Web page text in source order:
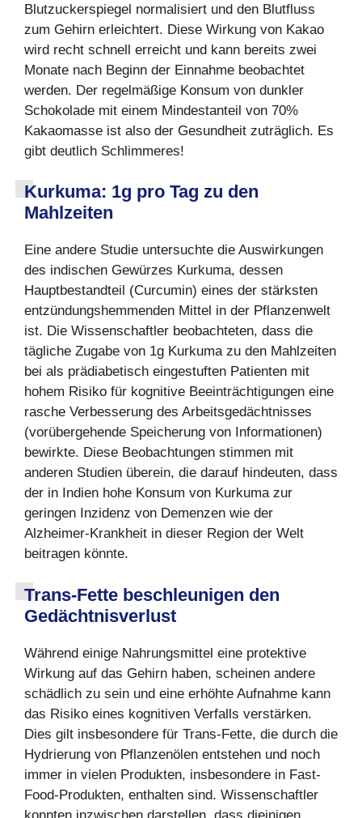
Blutzuckerspiegel normalisiert und den Blutfluss
zum Gehirn erleichtert. Diese Wirkung von Kakao
wird recht schnell erreicht und kann bereits zwei
Monate nach Beginn der Einnahme beobachtet
werden. Der regelmäßige Konsum von dunkler
Schokolade mit einem Mindestanteil von 70%
Kakaomasse ist also der Gesundheit zuträglich. Es
gibt deutlich Schlimmeres!
Kurkuma: 1g pro Tag zu den
Mahlzeiten
Eine andere Studie untersuchte die Auswirkungen
des indischen Gewürzes Kurkuma, dessen
Hauptbestandteil (Curcumin) eines der stärksten
entzündungshemmenden Mittel in der Pflanzenwelt
ist. Die Wissenschaftler beobachteten, dass die
tägliche Zugabe von 1g Kurkuma zu den Mahlzeiten
bei als prädiabetisch eingestuften Patienten mit
hohem Risiko für kognitive Beeinträchtigungen eine
rasche Verbesserung des Arbeitsgedächtnisses
(vorübergehende Speicherung von Informationen)
bewirkte. Diese Beobachtungen stimmen mit
anderen Studien überein, die darauf hindeuten, dass
der in Indien hohe Konsum von Kurkuma zur
geringen Inzidenz von Demenzen wie der
Alzheimer-Krankheit in dieser Region der Welt
beitragen könnte.
Trans-Fette beschleunigen den
Gedächtnisverlust
Während einige Nahrungsmittel eine protektive
Wirkung auf das Gehirn haben, scheinen andere
schädlich zu sein und eine erhöhte Aufnahme kann
das Risiko eines kognitiven Verfalls verstärken.
Dies gilt insbesondere für Trans-Fette, die durch die
Hydrierung von Pflanzenölen entstehen und noch
immer in vielen Produkten, insbesondere in Fast-
Food-Produkten, enthalten sind. Wissenschaftler
konnten inzwischen darstellen, dass diejnigen